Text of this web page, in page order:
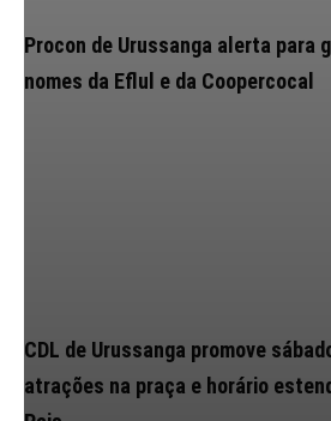
Procon de Urussanga alerta para
nomes da Eflul e da Coopercocal
CDL de Urussanga promove
atrações na praça e horário